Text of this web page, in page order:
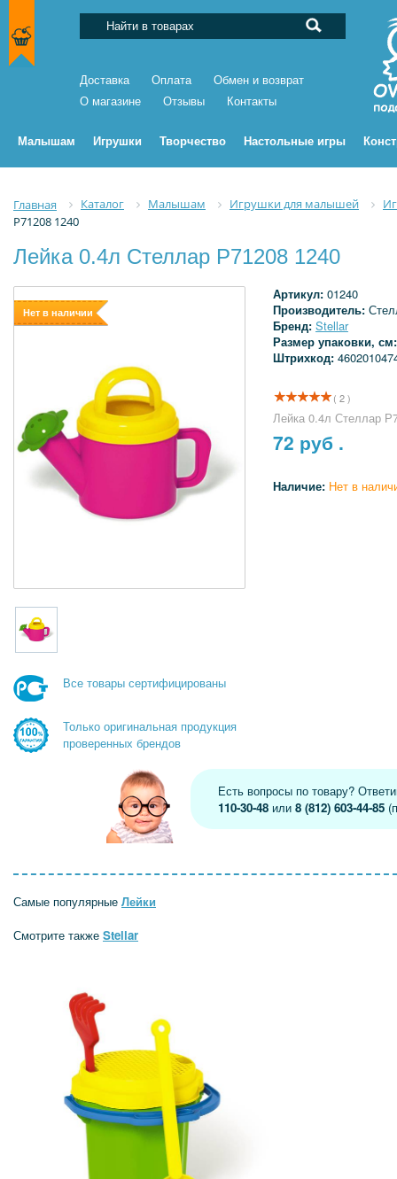
Доставка Оплата
Обмен и возврат
О магазине
Отзывы Контакты
Малышам Игрушки Творчество Настольные игры
Главная Каталог Малышам Игрушки для малышей
Р71208 1240
Лейка 0.4л Стеллар Р71208 1240
Нет в наличии
Все товары сертифицированы
Только оригинальная продукция
проверенных брендов
Артикул: 01240
Производитель:
Бренд: Stellar
Размер упаковки,
Штрихкод:
( 2 )
Лейка 0.4л Стеллар
72 руб .
Наличие: Нет в
Есть вопросы по товару?
110-30-48 или8 (812) 603-44-85
Самые популярные Лейки
Смотрите также Stellar